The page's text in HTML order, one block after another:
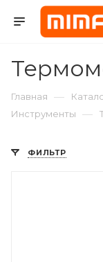
Главная —
Инструменты —
ФИЛЬТР